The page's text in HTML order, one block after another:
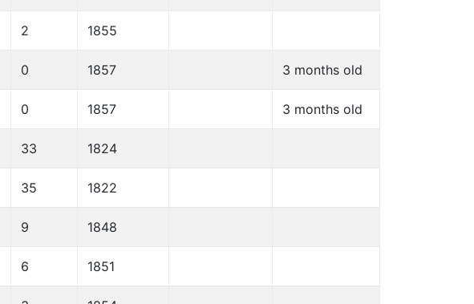
2 1855
0 1857 3 months old
0 1857 3 months old
33 1824
35 1822
9 1848
6 1851